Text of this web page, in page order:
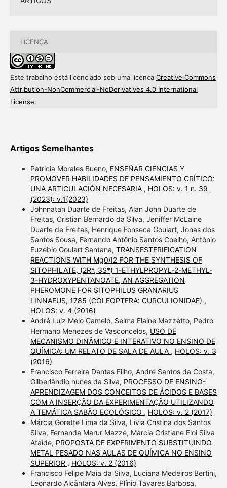
LICENÇA
Este trabalho está licenciado sob uma licença Creative Commons
Attribution-NonCommercial-NoDerivatives 4.0 International
License.
Artigos Semelhantes
Patricia Morales Bueno, ENSEÑAR CIENCIAS Y
PROMOVER HABILIDADES DE PENSAMIENTO CRÍTICO:
UNA ARTICULACIÓN NECESARIA , HOLOS: v. 1 n. 39
(2023): v.1(2023)
Johnnatan Duarte de Freitas, Alan John Duarte de
Freitas, Cristian Bernardo da Silva, Jeniffer McLaine
Duarte de Freitas, Henrique Fonseca Goulart, Jonas dos
Santos Sousa, Fernando Antônio Santos Coelho, Antônio
Euzébio Goulart Santana, TRANSESTERIFICATION
REACTIONS WITH Mg0/I2 FOR THE SYNTHESIS OF
SITOPHILATE, (2R*, 3S*) 1-ETHYLPROPYL-2-METHYL-
3-HYDROXYPENTANOATE, AN AGGREGATION
PHEROMONE FOR SITOPHILUS GRANARIUS
LINNAEUS, 1785 (COLEOPTERA: CURCULIONIDAE) ,
HOLOS: v. 4 (2016)
André Luiz Melo Camelo, Selma Elaine Mazzetto, Pedro
Hermano Menezes de Vasconcelos, USO DE
MECANISMO DINÂMICO E INTERATIVO NO ENSINO DE
QUÍMICA: UM RELATO DE SALA DE AULA , HOLOS: v. 3
(2016)
Francisco Ferreira Dantas Filho, André Santos da Costa,
Gilberlândio nunes da Silva, PROCESSO DE ENSINO-
APRENDIZAGEM DOS CONCEITOS DE ÁCIDOS E BASES
COM A INSERÇÃO DA EXPERIMENTAÇÃO UTILIZANDO
A TEMÁTICA SABÃO ECOLÓGICO , HOLOS: v. 2 (2017)
Márcia Gorette Lima da Silva, Livia Cristina dos Santos
Silva, Fernanda Marur Mazzé, Márcia Cristiane Eloi Silva
Ataíde, PROPOSTA DE EXPERIMENTO SUBSTITUINDO
METAL PESADO NAS AULAS DE QUÍMICA NO ENSINO
SUPERIOR , HOLOS: v. 2 (2016)
Francisco Felipe Maia da Silva, Luciana Medeiros Bertini,
Leonardo Alcântara Alves, Plínio Tavares Barbosa,